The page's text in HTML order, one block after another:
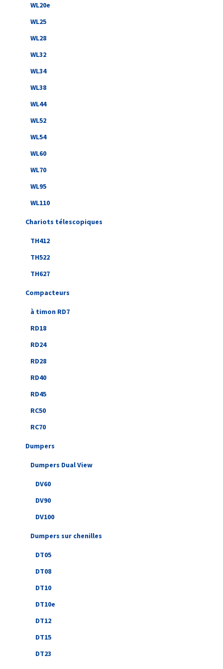
WL20e
WL25
WL28
WL32
WL34
WL38
WL44
WL52
WL54
WL60
WL70
WL95
WL110
Chariots télescopiques
TH412
TH522
TH627
Compacteurs
à timon RD7
RD18
RD24
RD28
RD40
RD45
RC50
RC70
Dumpers
Dumpers Dual View
DV60
DV90
DV100
Dumpers sur chenilles
DT05
DT08
DT10
DT10e
DT12
DT15
DT23